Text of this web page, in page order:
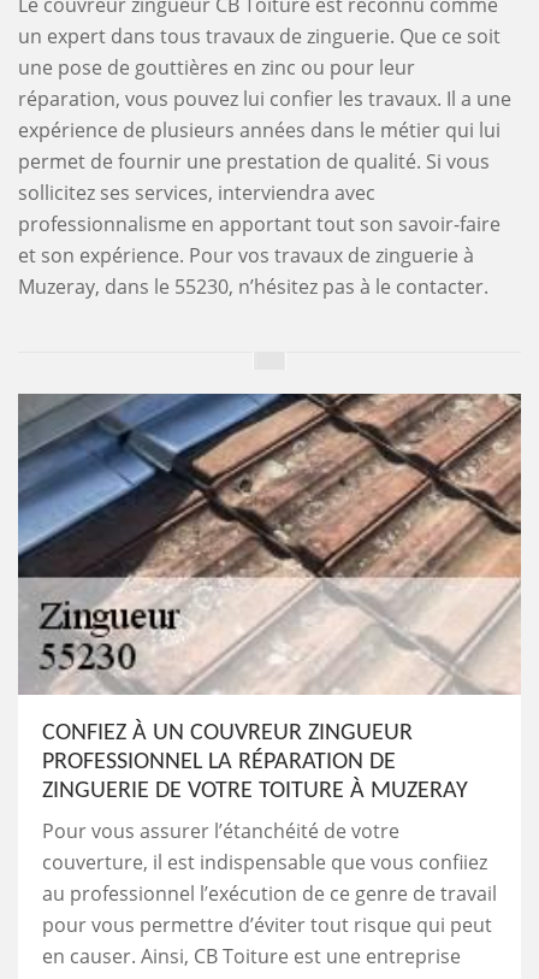
un expert dans tous travaux de zinguerie. Que ce soit
une pose de gouttières en zinc ou pour leur
réparation, vous pouvez lui confier les travaux. Il a une
expérience de plusieurs années dans le métier qui lui
permet de fournir une prestation de qualité. Si vous
sollicitez ses services, interviendra avec
professionnalisme en apportant tout son savoir-faire
et son expérience. Pour vos travaux de zinguerie à
Muzeray, dans le 55230, n’hésitez pas à le contacter.
CONFIEZ À UN COUVREUR ZINGUEUR
PROFESSIONNEL LA RÉPARATION DE
ZINGUERIE DE VOTRE TOITURE À MUZERAY
Pour vous assurer l’étanchéité de votre
couverture, il est indispensable que vous confiiez
au professionnel l’exécution de ce genre de travail
pour vous permettre d’éviter tout risque qui peut
en causer. Ainsi, CB Toiture est une entreprise